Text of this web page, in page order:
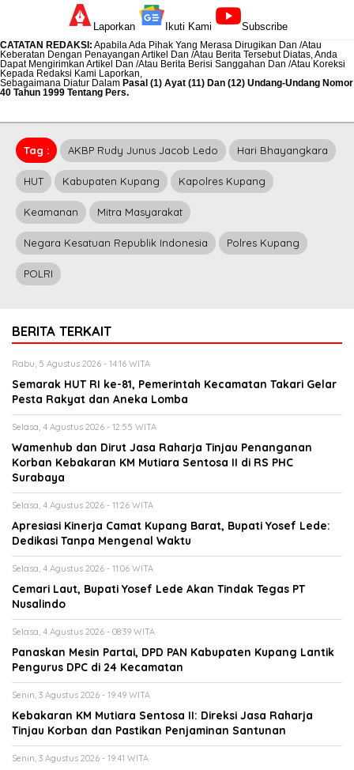
Laporkan Ikuti Kami Subscribe
CATATAN REDAKSI: Apabila Ada Pihak Yang Merasa Dirugikan Dan /Atau
Keberatan Dengan Penayangan Artikel Dan /Atau Berita Tersebut Diatas, Anda
Dapat Mengirimkan Artikel Dan /Atau Berita Berisi Sanggahan Dan /Atau Koreksi
Kepada Redaksi Kami Laporkan
Sebagaimana Diatur Dalam Pasal (1) Ayat (11) Dan (12) Undang-Undang Nomor
40 Tahun 1999 Tentang Pers.
Tag : AKBP Rudy Junus Jacob Ledo Hari Bhayangkara
HUT Kabupaten Kupang Kapolres Kupang
Keamanan Mitra Masyarakat
Negara Kesatuan Republik Indonesia Polres Kupang
POLRI
BERITA TERKAIT
Rabu, 5 Agustus 2026 - 14:16 WITA
Semarak HUT RI ke-81, Pemerintah Kecamatan Takari Gelar
Pesta Rakyat dan Aneka Lomba
Selasa, 4 Agustus 2026 - 12:55 WITA
Wamenhub dan Dirut Jasa Raharja Tinjau Penanganan
Korban Kebakaran KM Mutiara Sentosa II di RS PHC
Surabaya
Selasa, 4 Agustus 2026 - 11:26 WITA
Apresiasi Kinerja Camat Kupang Barat, Bupati Yosef Lede:
Dedikasi Tanpa Mengenal Waktu
Selasa, 4 Agustus 2026 - 11:06 WITA
Cemari Laut, Bupati Yosef Lede Akan Tindak Tegas PT
Nusalindo
Selasa, 4 Agustus 2026 - 08:39 WITA
Panaskan Mesin Partai, DPD PAN Kabupaten Kupang Lantik
Pengurus DPC di 24 Kecamatan
Senin, 3 Agustus 2026 - 19:49 WITA
Kebakaran KM Mutiara Sentosa II: Direksi Jasa Raharja
Tinjau Korban dan Pastikan Penjaminan Santunan
Senin, 3 Agustus 2026 - 19:41 WITA